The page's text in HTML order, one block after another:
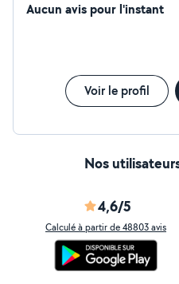
Aucun avis pour l'instant
Voir le profil
Nos
4,6/5
Calculé à partir de 48803 avis